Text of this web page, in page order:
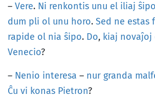
– Vere. Ni renkontis unu el iliaj
dum pli ol unu horo. Sed ne estas
rapide ol nia ŝipo. Do, kiaj novaĵoj
Venecio?
– Nenio interesa – nur granda
Ĉu vi konas Pietron?